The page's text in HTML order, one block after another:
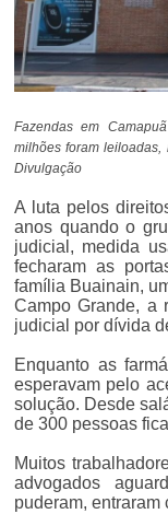
Fazendas em
milhões foram leiloadas,
Divulgação
A luta pelos
anos quando o
judicial, medida
fecharam as
família Buainain,
Campo Grande, a
judicial por dívida
Enquanto as
esperavam pelo
solução. Desde
de 300 pessoas
Muitos
advogados
puderam, entraram